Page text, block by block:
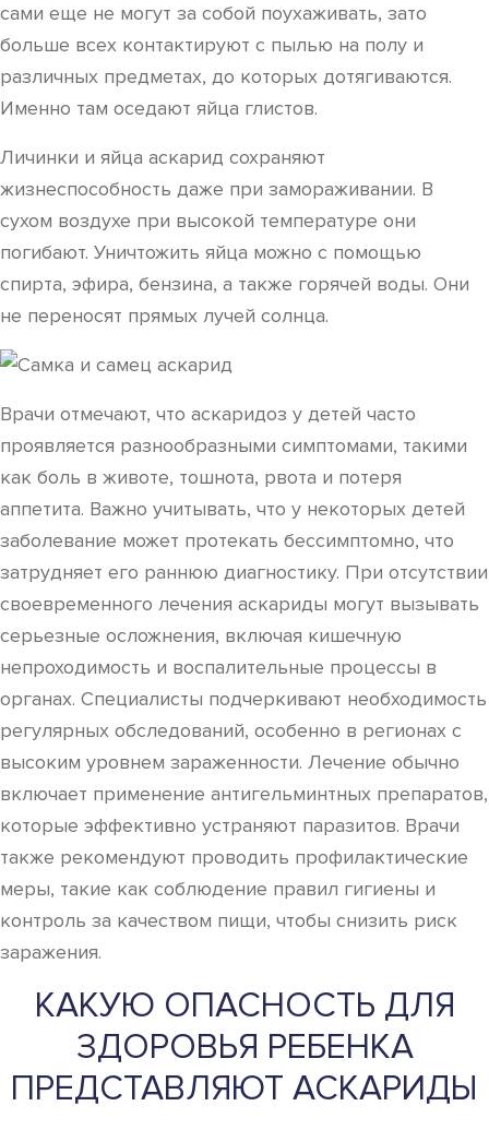
сами еще не могут за собой поухаживать, зато
больше всех контактируют с пылью на полу и
различных предметах, до которых дотягиваются.
Именно там оседают яйца глистов.
Личинки и яйца аскарид сохраняют
жизнеспособность даже при замораживании. В
сухом воздухе при высокой температуре они
погибают. Уничтожить яйца можно с помощью
спирта, эфира, бензина, а также горячей воды. Они
не переносят прямых лучей солнца.
Врачи отмечают, что аскаридоз у детей часто
проявляется разнообразными симптомами, такими
как боль в животе, тошнота, рвота и потеря
аппетита. Важно учитывать, что у некоторых детей
заболевание может протекать бессимптомно, что
затрудняет его раннюю диагностику. При отсутствии
своевременного лечения аскариды могут вызывать
серьезные осложнения, включая кишечную
непроходимость и воспалительные процессы в
органах. Специалисты подчеркивают необходимость
регулярных обследований, особенно в регионах с
высоким уровнем зараженности. Лечение обычно
включает применение антигельминтных препаратов,
которые эффективно устраняют паразитов. Врачи
также рекомендуют проводить профилактические
меры, такие как соблюдение правил гигиены и
контроль за качеством пищи, чтобы снизить риск
заражения.
КАКУЮ ОПАСНОСТЬ ДЛЯ
ЗДОРОВЬЯ РЕБЕНКА
ПРЕДСТАВЛЯЮТ АСКАРИДЫ